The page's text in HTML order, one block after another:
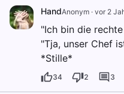
HandAnonym · vor 2
"Ich bin die
"Tja, unser Chef
*Stille*
34 2 3